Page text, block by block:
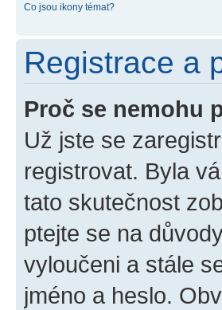
Co jsou ikony témat?
Registrace a
Proč se nemohu
Už jste se
registrovat. Byla
tato skutečnost
ptejte se na
vyloučeni a stále
jméno a heslo.